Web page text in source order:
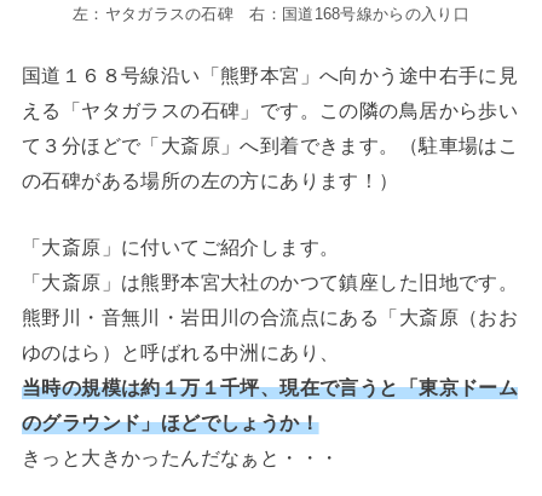
左：ヤタガラスの石碑 右：国道168号線からの入り口
国道１６８号線沿い「熊野本宮」へ向かう途中右手に見
える「ヤタガラスの石碑」です。この隣の鳥居から歩い
て３分ほどで「大斎原」へ到着できます。（駐車場はこ
の石碑がある場所の左の方にあります！）
「大斎原」に付いてご紹介します。
「大斎原」は熊野本宮大社のかつて鎮座した旧地です。
熊野川・音無川・岩田川の合流点にある「大斎原（おお
ゆのはら）と呼ばれる中洲にあり、
当時の規模は約１万１千坪、現在で言うと「東京ドーム
のグラウンド」ほどでしょうか！
きっと大きかったんだなぁと・・・